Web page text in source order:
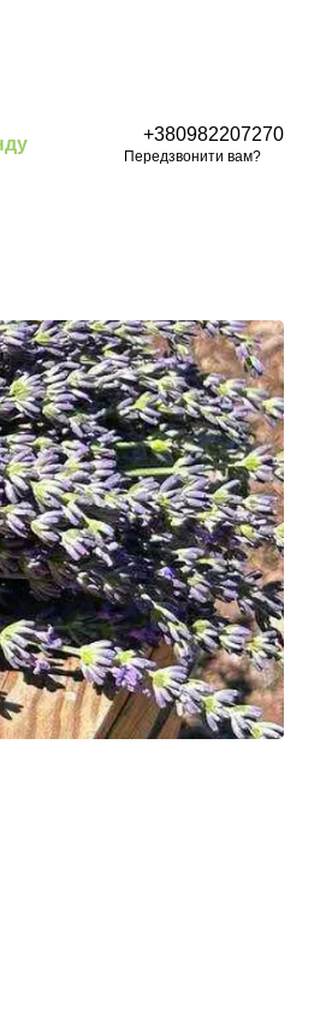
+380982207270
Передзвонити вам?